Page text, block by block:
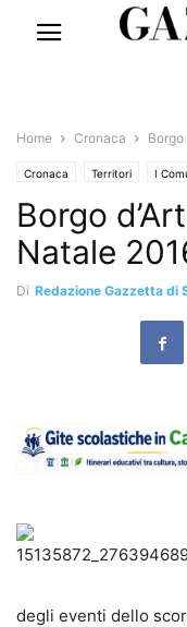
Home Cronaca Borgo
Cronaca Territori I
Borgo
Natale
Di Redazione Gazzetta di
degli eventi dello